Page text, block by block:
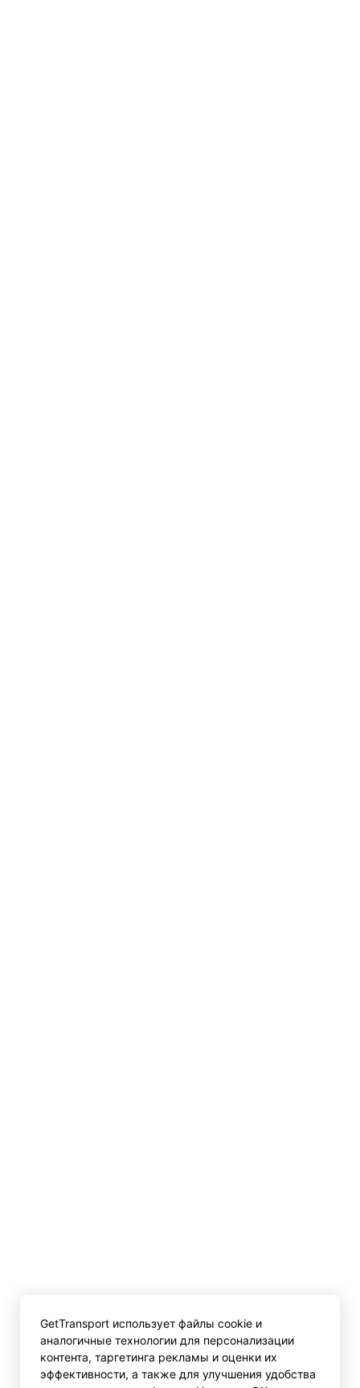
GetTransport использует файлы cookie и
аналогичные технологии для персонализации
контента, таргетинга рекламы и оценки их
эффективности, а также для улучшения удобства